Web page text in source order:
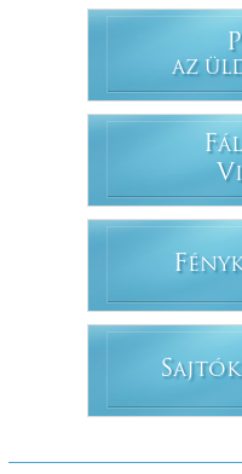
P
AZ
F
V
F
S